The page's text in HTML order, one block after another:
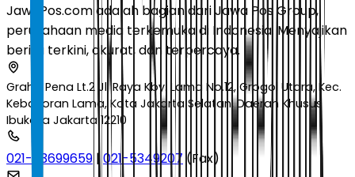
JawaPos.com adalah bagian dari Jawa Pos Group,
perusahaan media terkemuka di Indonesia. Menyajikan
berita terkini, akurat, dan terpercaya.
Graha Pena Lt.2 Jl. Raya Kby. Lama No.12, Grogol Utara, Kec.
Kebayoran Lama, Kota Jakarta Selatan, Daerah Khusus
Ibukota Jakarta 12210
021-53699659 |021-5349207 (Fax)